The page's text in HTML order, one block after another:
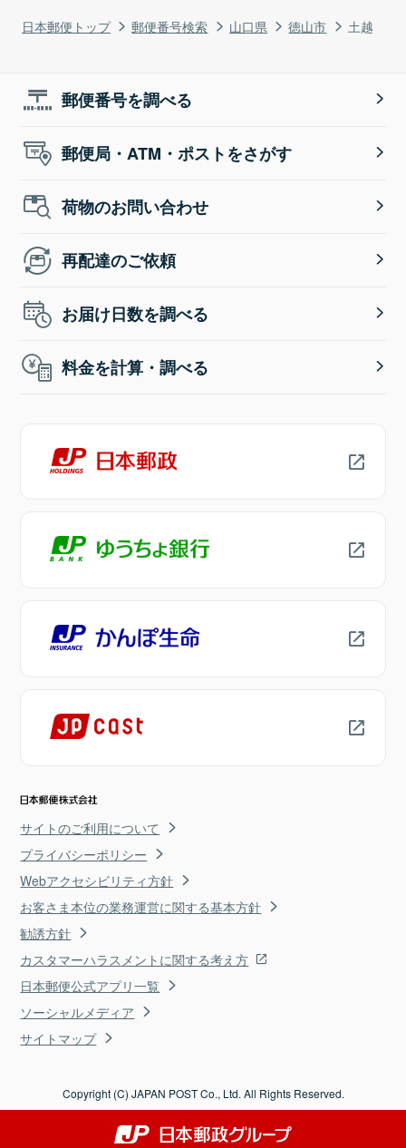
日本郵便トップ 郵便番号検索 山口県 徳山市 土越
郵便番号を調べる
郵便局・ATM・ポストをさがす
荷物のお問い合わせ
再配達のご依頼
お届け日数を調べる
料金を計算・調べる
サイトのご利用について
プライバシーポリシー
Webアクセシビリティ方針
お客さま本位の業務運営に関する基本方針
勧誘方針
カスタマーハラスメントに関する考え方
日本郵便公式アプリ一覧
ソーシャルメディア
サイトマップ
Copyright (C) JAPAN POST Co., Ltd. All Rights Reserved.